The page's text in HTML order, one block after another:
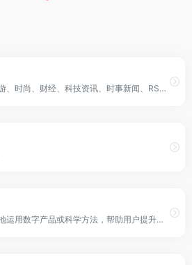
网易订阅，聚合旅游、时尚、财经、科技资讯、时事新闻、RSS等众多内容，提供个性化的阅读服务。
少数派致力于更好地运用数字产品或科学方法，帮助用户提升工作效率和生活品质